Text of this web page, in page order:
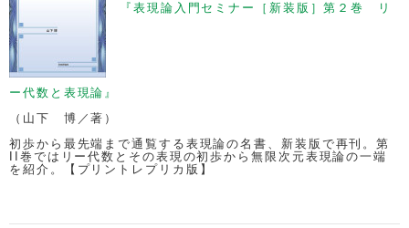
『表現論入門セミナー［新装版］第２巻 リ
ー代数と表現論』
（山下 博／著）
初歩から最先端まで通覧する表現論の名書、新装版で再刊。第
II巻ではリー代数とその表現の初歩から無限次元表現論の一端
を紹介。【プリントレプリカ版】